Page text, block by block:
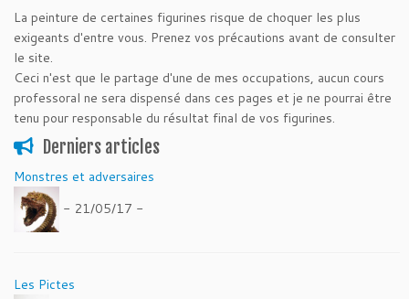
La peinture de certaines figurines risque de choquer les plus
exigeants d'entre vous. Prenez vos précautions avant de consulter
le site.
Ceci n'est que le partage d'une de mes occupations, aucun cours
professoral ne sera dispensé dans ces pages et je ne pourrai être
tenu pour responsable du résultat final de vos figurines.
Derniers articles
Monstres et adversaires
- 21/05/17 -
Les Pictes